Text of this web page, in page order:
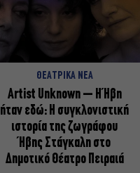
ΘΕΑΤΡΙΚΑ ΝΕΑ
Artist Unknown – Η Ήβη
ήταν εδώ: Η συγκλονιστική
ιστορία της ζωγράφου
Ήβης Στάγκαλη στο
Δημοτικό Θέατρο Πειραιά